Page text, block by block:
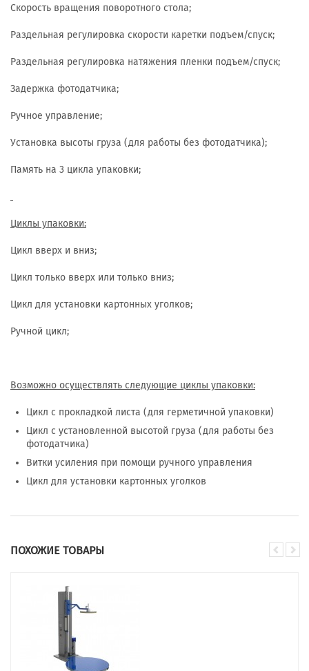
Скорость вращения поворотного стола;
Раздельная регулировка скорости каретки подъем/спуск;
Раздельная регулировка натяжения пленки подъем/спуск;
Задержка фотодатчика;
Ручное управление;
Установка высоты груза (для работы без фотодатчика);
Память на 3 цикла упаковки;
Циклы упаковки:
Цикл вверх и вниз;
Цикл только вверх или только вниз;
Цикл для установки картонных уголков;
Ручной цикл;
Возможно осуществлять следующие циклы упаковки:
Цикл с прокладкой листа (для герметичной упаковки)
Цикл с установленной высотой груза (для работы без
фотодатчика)
Витки усиления при помощи ручного управления
Цикл для установки картонных уголков
ПОХОЖИЕ ТОВАРЫ